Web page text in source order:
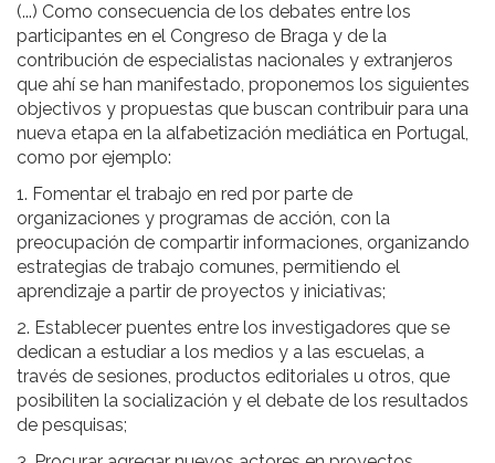
(...) Como consecuencia de los debates entre los
participantes en el Congreso de Braga y de la
contribución de especialistas nacionales y extranjeros
que ahí se han manifestado, proponemos los siguientes
objectivos y propuestas que buscan contribuir para una
nueva etapa en la alfabetización mediática en Portugal,
como por ejemplo:
1. Fomentar el trabajo en red por parte de
organizaciones y programas de acción, con la
preocupación de compartir informaciones, organizando
estrategias de trabajo comunes, permitiendo el
aprendizaje a partir de proyectos y iniciativas;
2. Establecer puentes entre los investigadores que se
dedican a estudiar a los medios y a las escuelas, a
través de sesiones, productos editoriales u otros, que
posibiliten la socialización y el debate de los resultados
de pesquisas;